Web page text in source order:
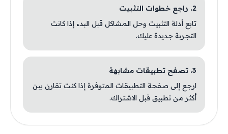
2. راجع خطوات التثبيت
تابع أدلة التثبيت وحل المشاكل قبل البدء إذا كانت
التجربة جديدة عليك.
3. تصفح تطبيقات مشابهة
ارجع إلى صفحة التطبيقات المتوفرة إذا كنت تقارن بين
أكثر من تطبيق قبل الاشتراك.